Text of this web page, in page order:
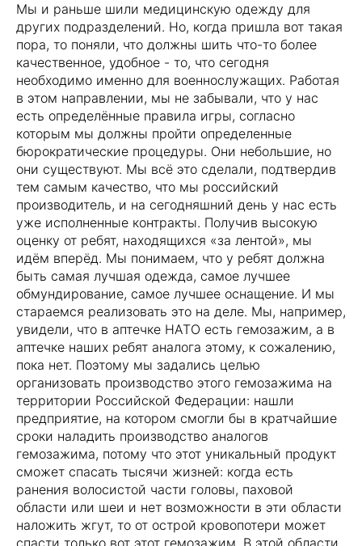
Мы и раньше шили медицинскую одежду для
других подразделений. Но, когда пришла вот такая
пора, то поняли, что должны шить что-то более
качественное, удобное - то, что сегодня
необходимо именно для военнослужащих. Работая
в этом направлении, мы не забывали, что у нас
есть определённые правила игры, согласно
которым мы должны пройти определенные
бюрократические процедуры. Они небольшие, но
они существуют. Мы всё это сделали, подтвердив
тем самым качество, что мы российский
производитель, и на сегодняшний день у нас есть
уже исполненные контракты. Получив высокую
оценку от ребят, находящихся «за лентой», мы
идём вперёд. Мы понимаем, что у ребят должна
быть самая лучшая одежда, самое лучшее
обмундирование, самое лучшее оснащение. И мы
стараемся реализовать это на деле. Мы, например,
увидели, что в аптечке НАТО есть гемозажим, а в
аптечке наших ребят аналога этому, к сожалению,
пока нет. Поэтому мы задались целью
организовать производство этого гемозажима на
территории Российской Федерации: нашли
предприятие, на котором смогли бы в кратчайшие
сроки наладить производство аналогов
гемозажима, потому что этот уникальный продукт
сможет спасать тысячи жизней: когда есть
ранения волосистой части головы, паховой
области или шеи и нет возможности в эти области
наложить жгут, то от острой кровопотери может
спасти только вот этот гемозажим. В этой области